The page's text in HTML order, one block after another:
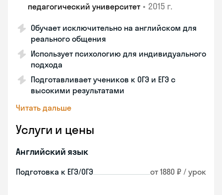
педагогический университет • 2015 г.
Обучает исключительно на английском для
реального общения
Использует психологию для индивидуального
подхода
Подготавливает учеников к ОГЭ и ЕГЭ с
высокими результатами
Читать дальше
Услуги и цены
Английский язык
Подготовка к ЕГЭ/ОГЭ от 1880 ₽ / урок